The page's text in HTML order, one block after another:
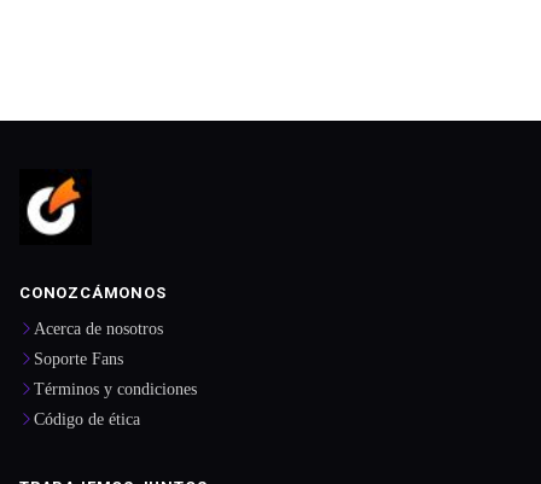
CONOZCÁMONOS
Acerca de nosotros
Soporte Fans
Términos y condiciones
Código de ética